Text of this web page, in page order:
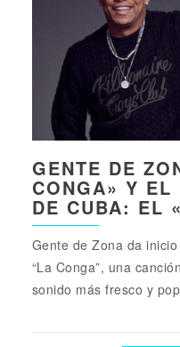
GENTE DE
CONGA» Y EL
DE CUBA: EL
Gente de Zona da
“La Conga”, una
sonido más fresco y